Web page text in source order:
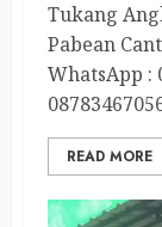
Tukang
Pabean
WhatsApp :
READ MORE